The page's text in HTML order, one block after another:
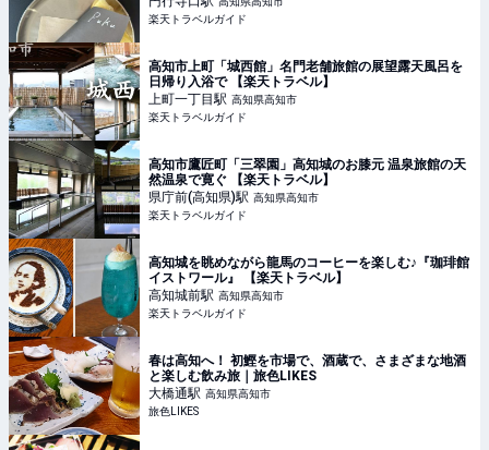
楽天トラベルガイド
高知市上町「城西館」名門老舗旅館の展望露天風呂を
日帰り入浴で 【楽天トラベル】
上町一丁目駅 高知県高知市
楽天トラベルガイド
高知市鷹匠町「三翠園」高知城のお膝元 温泉旅館の天
然温泉で寛ぐ 【楽天トラベル】
県庁前(高知県)駅 高知県高知市
楽天トラベルガイド
高知城を眺めながら龍馬のコーヒーを楽しむ♪『珈琲館
イストワール』 【楽天トラベル】
高知城前駅 高知県高知市
楽天トラベルガイド
春は高知へ！ 初鰹を市場で、酒蔵で、さまざまな地酒
と楽しむ飲み旅｜旅色LIKES
大橋通駅 高知県高知市
旅色LIKES